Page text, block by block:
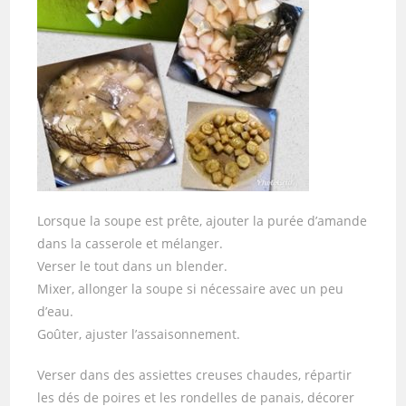
Lorsque la soupe est prête, ajouter la purée d’amande
dans la casserole et mélanger.
Verser le tout dans un blender.
Mixer, allonger la soupe si nécessaire avec un peu
d’eau.
Goûter, ajuster l’assaisonnement.
Verser dans des assiettes creuses chaudes, répartir
les dés de poires et les rondelles de panais, décorer